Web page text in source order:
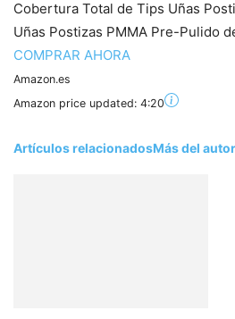
Cobertura Total de Tips Uñas
Uñas Postizas PMMA Pre-Pulido
COMPRAR AHORA
Amazon.es
Amazon price updated: 4:20
Artículos relacionadosMás del autor